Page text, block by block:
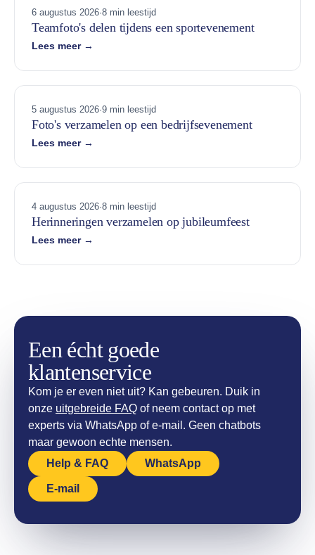
6 augustus 2026·8 min leestijd
Teamfoto's delen tijdens een sportevenement
Lees meer →
5 augustus 2026·9 min leestijd
Foto's verzamelen op een bedrijfsevenement
Lees meer →
4 augustus 2026·8 min leestijd
Herinneringen verzamelen op jubileumfeest
Lees meer →
Een écht goede
klantenservice
Kom je er even niet uit? Kan gebeuren. Duik in
onze uitgebreide FAQ of neem contact op met
experts via WhatsApp of e-mail. Geen chatbots
maar gewoon echte mensen.
Help & FAQ
WhatsApp
E-mail